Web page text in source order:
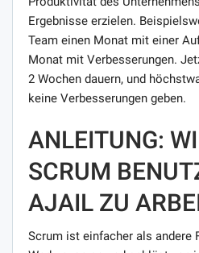
Ergebnisse erzielen.
Team einen Monat mit einer
Monat mit Verbesserungen.
2 Wochen dauern, und
keine Verbesserungen geben.
ANLEITUNG:
SCRUM
AJAIL ZU
Scrum ist einfacher als andere